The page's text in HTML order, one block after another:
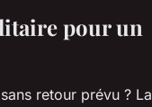
pour un
retour prévu ? La